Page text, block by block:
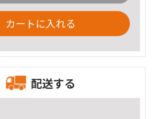
カートに入れる
配送する